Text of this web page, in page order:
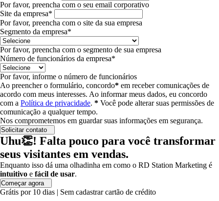
Por favor, preencha com o seu email corporativo
Site da empresa*
Por favor, preencha com o site da sua empresa
Segmento da empresa*
Por favor, preencha com o segmento de sua empresa
Número de funcionários da empresa*
Por favor, informe o número de funcionários
Ao preencher o formulário, concordo* em receber comunicações de
acordo com meus interesses. Ao informar meus dados, eu concordo
com a Política de privacidade. * Você pode alterar suas permissões de
comunicação a qualquer tempo.
Nos comprometemos em guardar suas informações em segurança.
Solicitar contato
Uhu👏! Falta pouco para você transformar
seus visitantes em vendas.
Enquanto isso dá uma olhadinha em como o RD Station Marketing é
intuitivo e fácil de usar.
Começar agora
Grátis por 10 dias | Sem cadastrar cartão de crédito